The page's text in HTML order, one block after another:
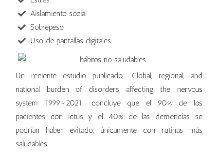
Aislamiento social
Sobrepeso
Uso de pantallas digitales
Un reciente estudio publicado, “Global, regional, and
national burden of disorders affecting the nervous
system 1999-2021” concluye que el 90% de los
pacientes con ictus y el 40% de las demencias se
podrían haber evitado, únicamente con rutinas más
saludables.